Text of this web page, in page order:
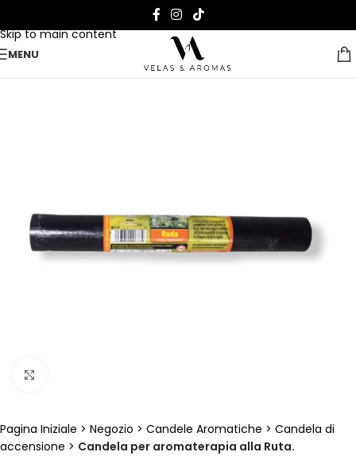
Skip to main content
MENU
Pagina Iniziale > Negozio > Candele Aromatiche > Candela di
accensione > Candela per aromaterapia alla Ruta.